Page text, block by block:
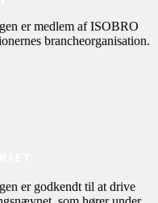
er medlem af ISOBRO
brancheorganisation.
er godkendt til at drive